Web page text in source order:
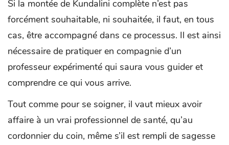
Si la montée de Kundalini complète n’est pas
forcément souhaitable, ni souhaitée, il faut, en tous
cas, être accompagné dans ce processus. Il est ainsi
nécessaire de pratiquer en compagnie d’un
professeur expérimenté qui saura vous guider et
comprendre ce qui vous arrive.
Tout comme pour se soigner, il vaut mieux avoir
affaire à un vrai professionnel de santé, qu’au
cordonnier du coin, même s’il est rempli de sagesse